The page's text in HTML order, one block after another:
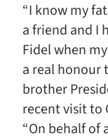
“I know my
a friend and I
Fidel when
a real honour
brother
recent visit to
“On behalf of